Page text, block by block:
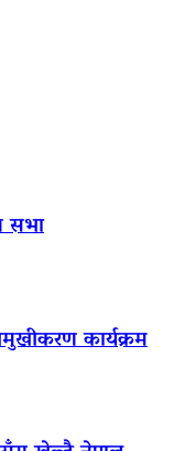
सभा
कार्यक्रम